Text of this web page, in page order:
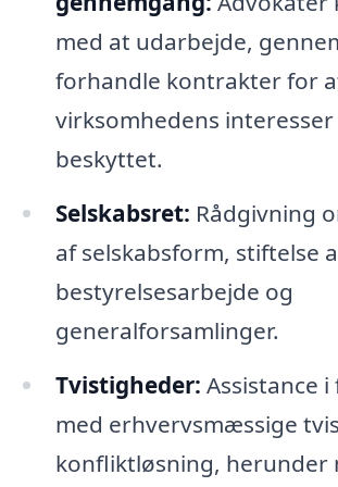
med at udarbejde,
forhandle kontrakter for
virksomhedens
beskyttet.
Selskabsret: Rådgivning
af selskabsform, stiftelse
bestyrelsesarbejde og
generalforsamlinger.
Tvistigheder: Assistance
med erhvervsmæssige
konfliktløsning, herunder